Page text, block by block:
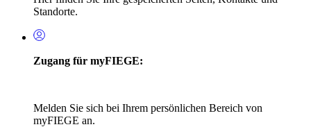
Standorte.
Zugang für myFIEGE:
Melden Sie sich bei Ihrem persönlichen Bereich von
myFIEGE an.